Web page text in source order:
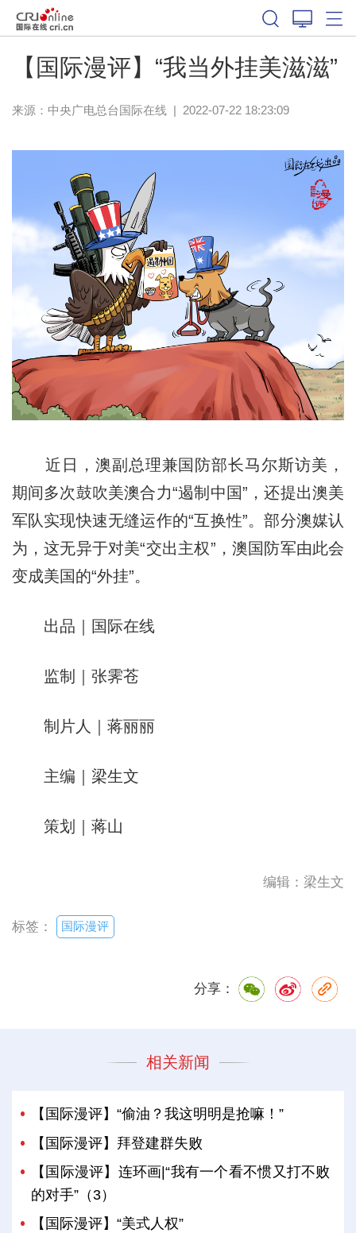
【国际漫评】“我当外挂美滋滋”
来源：中央广电总台国际在线| 2022-07-22 18:23:09
近日，澳副总理兼国防部长马尔斯访美，
期间多次鼓吹美澳合力“遏制中国”，还提出澳美
军队实现快速无缝运作的“互换性”。部分澳媒认
为，这无异于对美“交出主权”，澳国防军由此会
变成美国的“外挂”。
出品｜国际在线
监制｜张霁苍
制片人｜蒋丽丽
主编｜梁生文
策划｜蒋山
编辑：梁生文
标签： 国际漫评
分享：
相关新闻
【国际漫评】“偷油？我这明明是抢嘛！”
【国际漫评】拜登建群失败
【国际漫评】连环画|“我有一个看不惯又打不败
的对手”（3）
【国际漫评】“美式人权”